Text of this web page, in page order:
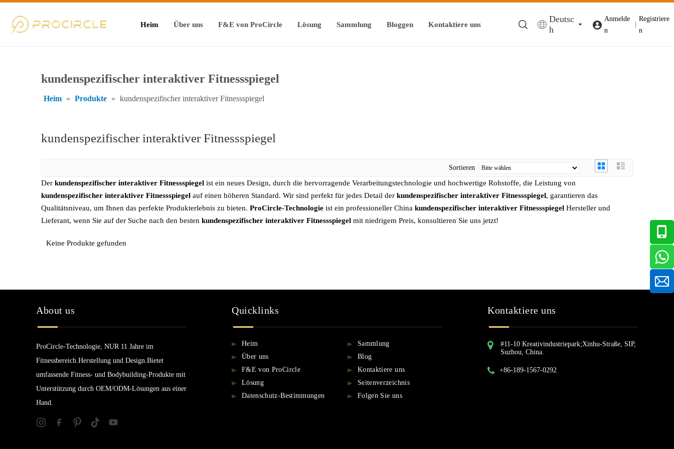
Heim Über uns F&E von ProCircle Lösung Sammlung Bloggen Kontaktiere uns
Deutsc
h
Anmelde
n
Registriere
n
kundenspezifischer interaktiver Fitnessspiegel
Heim » Produkte » kundenspezifischer interaktiver Fitnessspiegel
kundenspezifischer interaktiver Fitnessspiegel
Sortieren
Der kundenspezifischer interaktiver Fitnessspiegel ist ein neues Design, durch die hervorragende Verarbeitungstechnologie und hochwertige Rohstoffe, die Leistung von
kundenspezifischer interaktiver Fitnessspiegel auf einen höheren Standard. Wir sind perfekt für jedes Detail der kundenspezifischer interaktiver Fitnessspiegel, garantieren das
Qualitätsniveau, um Ihnen das perfekte Produkterlebnis zu bieten. ProCircle-Technologie ist ein professioneller China kundenspezifischer interaktiver Fitnessspiegel Hersteller und
Lieferant, wenn Sie auf der Suche nach den besten kundenspezifischer interaktiver Fitnessspiegel mit niedrigem Preis, konsultieren Sie uns jetzt!
Keine Produkte gefunden
About us
ProCircle-Technologie, NUR 11 Jahre im
Fitnessbereich.Herstellung und Design.Bietet
umfassende Fitness- und Bodybuilding-Produkte mit
Unterstützung durch OEM/ODM-Lösungen aus einer
Hand.
Quicklinks
Heim
Über uns
F&E von ProCircle
Lösung
Datenschutz-Bestimmungen
Sammlung
Blog
Kontaktiere uns
Seitenverzeichnis
Folgen Sie uns
Kontaktiere uns
#11-10 Kreativindustriepark;Xinhu-Straße, SIP,
Suzhou, China.
+86-189-1567-0292